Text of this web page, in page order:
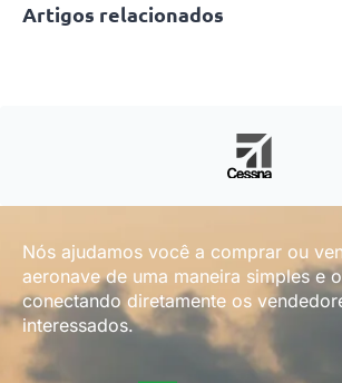
Artigos relacionados
Nós ajudamos você a comprar ou
aeronave de uma maneira simples e
conectando diretamente os
interessados.